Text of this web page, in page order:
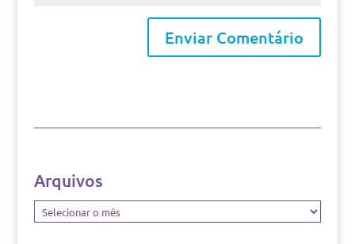
Arquivos
Arquivos